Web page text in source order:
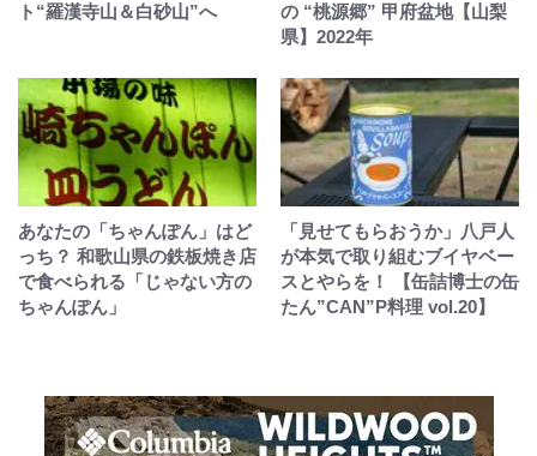
ト“羅漢寺山＆白砂山”へ
の “桃源郷” 甲府盆地【山梨
県】2022年
あなたの「ちゃんぽん」はど
っち？ 和歌山県の鉄板焼き店
で食べられる「じゃない方の
ちゃんぽん」
「見せてもらおうか」八戸人
が本気で取り組むブイヤベー
スとやらを！ 【缶詰博士の缶
たん”CAN”P料理 vol.20】